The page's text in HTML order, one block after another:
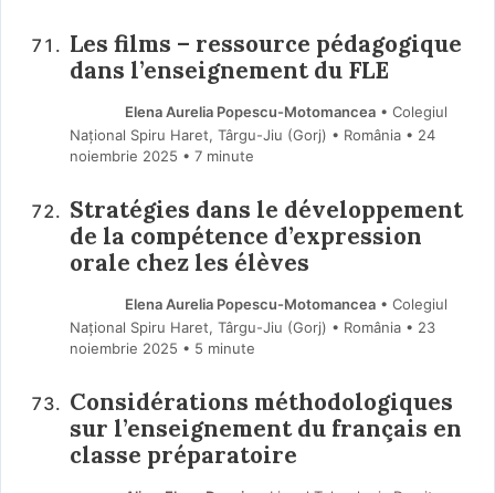
Les films – ressource pédagogique
dans l’enseignement du FLE
Elena Aurelia Popescu-Motomancea• Colegiul
Național Spiru Haret, Târgu-Jiu (Gorj) • România
24
noiembrie 2025 • 7 minute
Stratégies dans le développement
de la compétence d’expression
orale chez les élèves
Elena Aurelia Popescu-Motomancea• Colegiul
Național Spiru Haret, Târgu-Jiu (Gorj) • România
23
noiembrie 2025 • 5 minute
Considérations méthodologiques
sur l’enseignement du français en
classe préparatoire